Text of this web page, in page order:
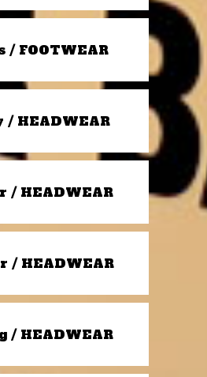
/ FOOTWEAR
/ HEADWEAR
/ HEADWEAR
/ HEADWEAR
/ HEADWEAR